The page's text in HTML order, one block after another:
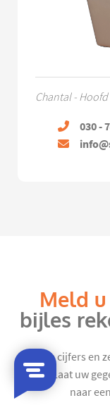
Chantal -
030 -
Meld
bijles
Mooie cijfers en
zicht. Laat uw
naar